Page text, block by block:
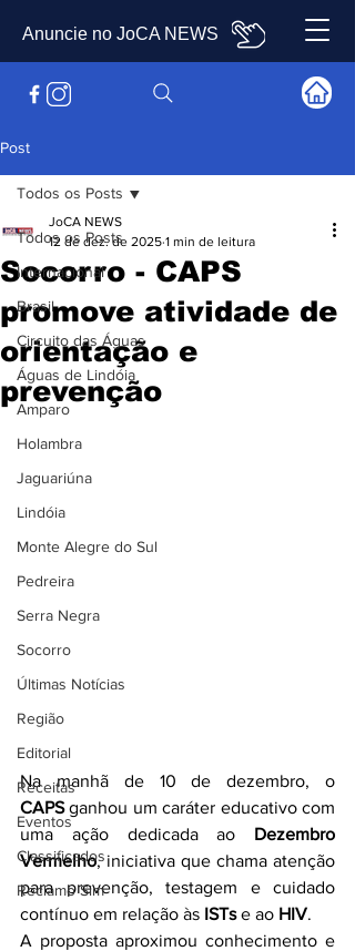
Anuncie no JoCA NEWS
Post
Todos os Posts
Internacional
Brasil
Circuito das Águas
Águas de Lindóia
Amparo
Holambra
Jaguariúna
Lindóia
Monte Alegre do Sul
Pedreira
Serra Negra
Socorro
Últimas Notícias
Região
Editorial
Receitas
Eventos
Classificados
Reclamo Sim
Todos os Posts
Socorro - CAPS
promove atividade de
orientação e
prevenção
JoCA NEWS
12 de dez. de 2025 1 min de leitura
CAPS ganhou um caráter educativo com
uma ação dedicada ao Dezembro
Vermelho, iniciativa que chama atenção
para prevenção, testagem e cuidado
contínuo em relação às ISTs e ao HIV.
A proposta aproximou conhecimento e